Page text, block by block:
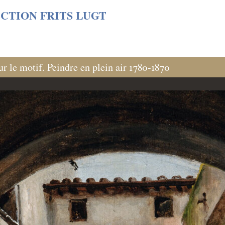
sites/
FRITS LUGT
le motif. Peindre en plein air 1780-1870